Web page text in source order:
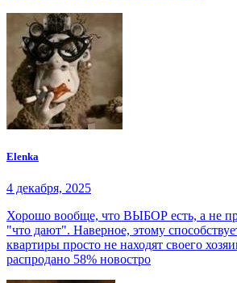
Elenka
4 декабря, 2025
Хорошо вообще, что ВЫБОР есть, а не
"что дают". Наверное, этому
квартиры просто не находят своего
распродано 58% новостро